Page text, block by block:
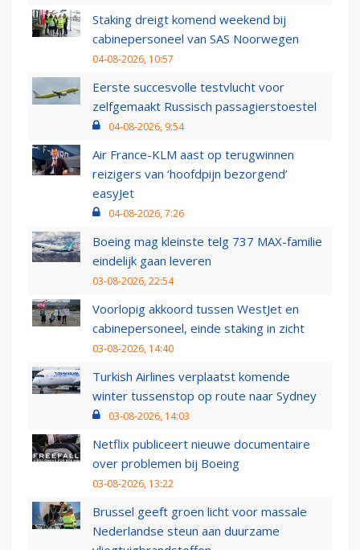
Staking dreigt komend weekend bij
cabinepersoneel van SAS Noorwegen
04-08-2026, 10:57
Eerste succesvolle testvlucht voor
zelfgemaakt Russisch passagierstoestel
04-08-2026, 9:54
Air France-KLM aast op terugwinnen
reizigers van ‘hoofdpijn bezorgend’
easyJet
04-08-2026, 7:26
Boeing mag kleinste telg 737 MAX-familie
eindelijk gaan leveren
03-08-2026, 22:54
Voorlopig akkoord tussen WestJet en
cabinepersoneel, einde staking in zicht
03-08-2026, 14:40
Turkish Airlines verplaatst komende
winter tussenstop op route naar Sydney
03-08-2026, 14:03
Netflix publiceert nieuwe documentaire
over problemen bij Boeing
03-08-2026, 13:22
Brussel geeft groen licht voor massale
Nederlandse steun aan duurzame